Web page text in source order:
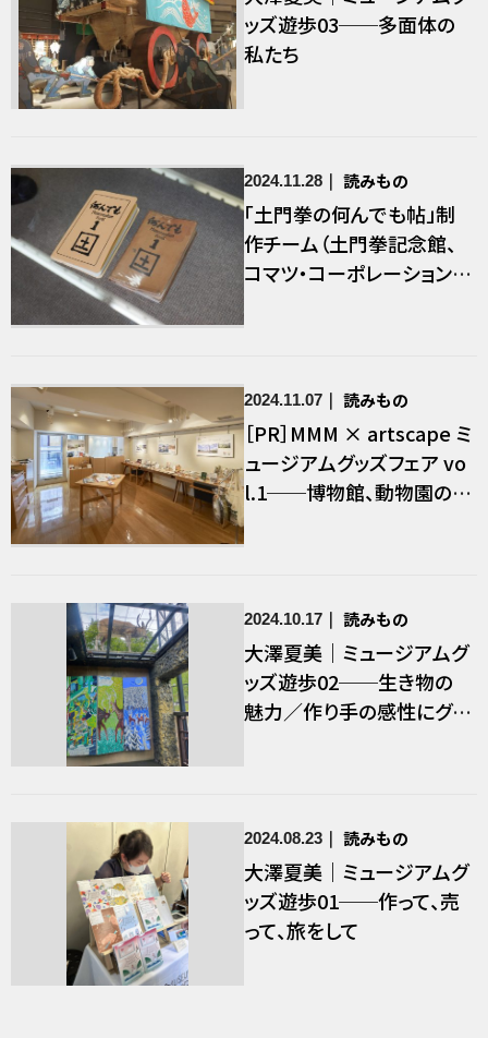
ッズ遊歩03──多面体の
私たち
2024.11.28 読みもの
「土門拳の何んでも帖」制
作チーム（土門拳記念館、
コマツ・コーポレーション）
写真というメディアの奥深
さ
2024.11.07 読みもの
［PR］MMM × artscape ミ
ュージアムグッズフェア vo
l.1──博物館、動物園のオ
2024.10.17 読みもの
大澤夏美｜ミュージアムグ
ッズ遊歩02──生き物の
魅力／作り手の感性にグッ
2024.08.23 読みもの
大澤夏美｜ミュージアムグ
ッズ遊歩01──作って、売
って、旅をして